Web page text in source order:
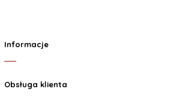
Informacje
Obsługa klienta